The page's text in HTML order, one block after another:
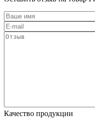
Качество продукции